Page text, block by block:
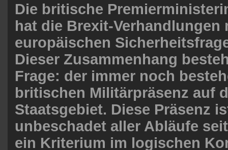
Die britische
hat die Brexit-Verhandlungen
europäischen
Dieser Zusammenhang
Frage: der immer noch
britischen Militärpräsenz auf
Staatsgebiet. Diese Präsenz
unbeschadet aller Abläufe
ein Kriterium im logischen